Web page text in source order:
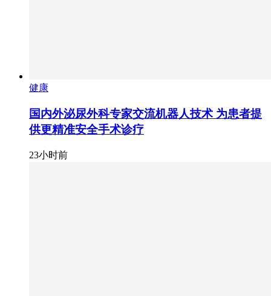
健康
国内外泌尿外科专家交流机器人技术 为患者提
供更精准安全手术诊疗
23小时前